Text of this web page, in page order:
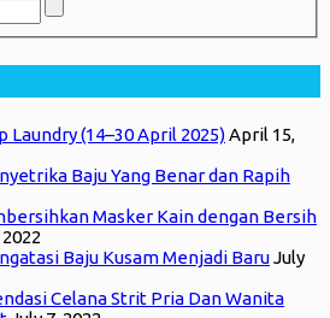
Laundry (14–30 April 2025)April 15,
Baju Yang Benar dan Rapih
Masker Kain dengan Bersih
Baju Kusam Menjadi BaruJuly
Celana Strit Pria Dan Wanita